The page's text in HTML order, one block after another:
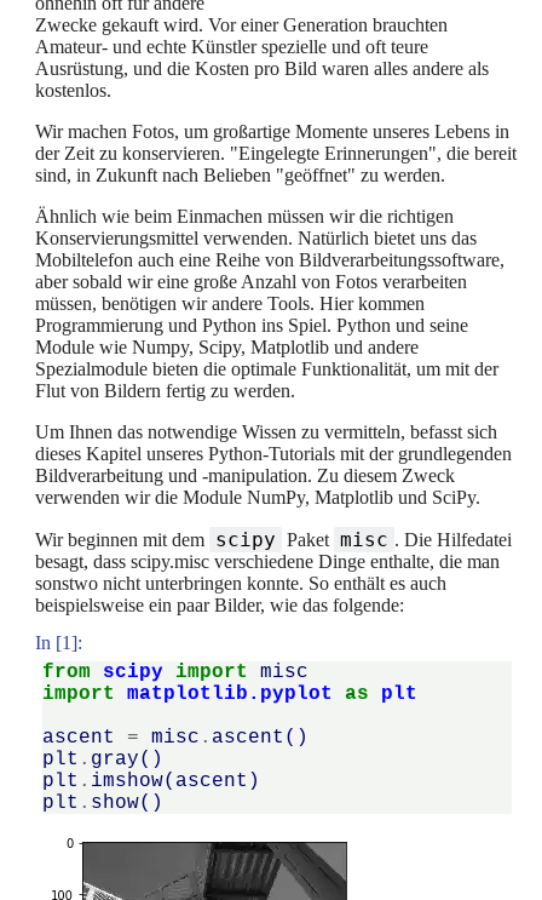
Zwecke gekauft wird. Vor einer Generation brauchten
Amateur- und echte Künstler spezielle und oft teure
Ausrüstung, und die Kosten pro Bild waren alles andere als
kostenlos.
Wir machen Fotos, um großartige Momente unseres Lebens in
der Zeit zu konservieren. "Eingelegte Erinnerungen", die bereit
sind, in Zukunft nach Belieben "geöffnet" zu werden.
Ähnlich wie beim Einmachen müssen wir die richtigen
Konservierungsmittel verwenden. Natürlich bietet uns das
Mobiltelefon auch eine Reihe von Bildverarbeitungssoftware,
aber sobald wir eine große Anzahl von Fotos verarbeiten
müssen, benötigen wir andere Tools. Hier kommen
Programmierung und Python ins Spiel. Python und seine
Module wie Numpy, Scipy, Matplotlib und andere
Spezialmodule bieten die optimale Funktionalität, um mit der
Flut von Bildern fertig zu werden.
Um Ihnen das notwendige Wissen zu vermitteln, befasst sich
dieses Kapitel unseres Python-Tutorials mit der grundlegenden
Bildverarbeitung und -manipulation. Zu diesem Zweck
verwenden wir die Module NumPy, Matplotlib und SciPy.
Wir beginnen mit dem scipy Paket misc . Die Hilfedatei
besagt, dass scipy.misc verschiedene Dinge enthalte, die man
sonstwo nicht unterbringen konnte. So enthält es auch
beispielsweise ein paar Bilder, wie das folgende:
In [1]:
from scipy import
misc
import
matplotlib.pyplot as
plt
ascent
= misc . ascent ()
plt . gray()
plt . imshow( ascent )
plt . show()